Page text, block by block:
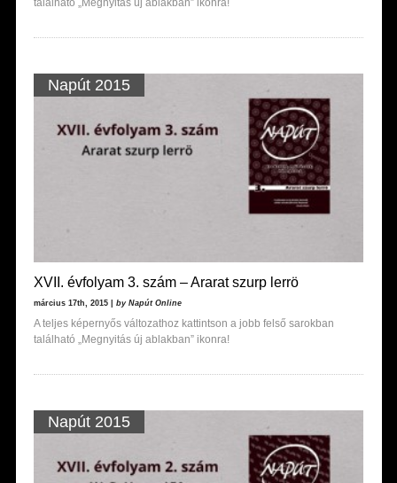
Napút 2015
XVII. évfolyam 3. szám – Ararat szurp lerrö
március 17th, 2015 | by Napút Online
A teljes képernyős változathoz kattintson a jobb felső sarokban
található „Megnyitás új ablakban” ikonra!
Napút 2015